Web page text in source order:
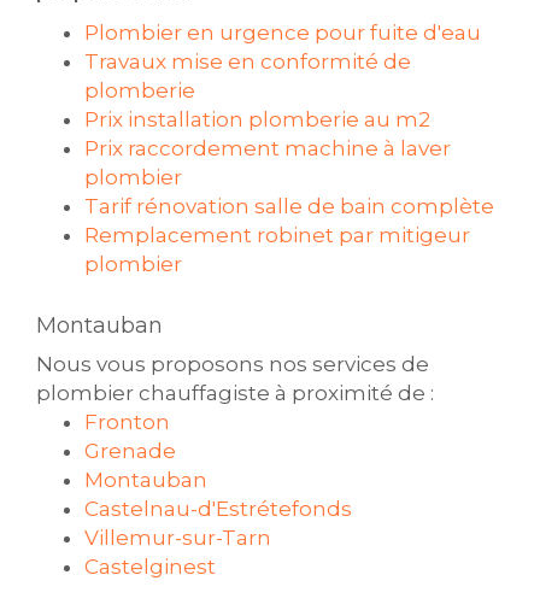
Plombier en urgence pour fuite d'eau
Travaux mise en conformité de
plomberie
Prix installation plomberie au m2
Prix raccordement machine à laver
plombier
Tarif rénovation salle de bain complète
Remplacement robinet par mitigeur
plombier
Montauban
Nous vous proposons nos services de
plombier chauffagiste à proximité de :
Fronton
Grenade
Montauban
Castelnau-d'Estrétefonds
Villemur-sur-Tarn
Castelginest